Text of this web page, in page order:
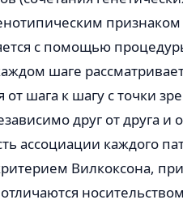
с помощью
шаге
шага к шагу с точки
друг от друга
ассоциации каждого
Вилкоксона,